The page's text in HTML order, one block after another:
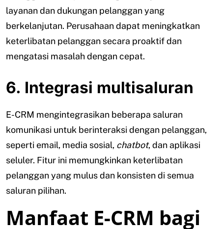
layanan dan dukungan pelanggan yang
berkelanjutan. Perusahaan dapat meningkatkan
keterlibatan pelanggan secara proaktif dan
mengatasi masalah dengan cepat.
6. Integrasi multisaluran
E-CRM mengintegrasikan beberapa saluran
komunikasi untuk berinteraksi dengan pelanggan,
seperti email, media sosial, chatbot, dan aplikasi
seluler. Fitur ini memungkinkan keterlibatan
pelanggan yang mulus dan konsisten di semua
saluran pilihan.
Manfaat E-CRM bagi